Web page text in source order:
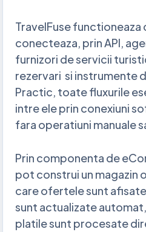
TravelFuse functioneaza
conecteaza, prin API,
furnizori de servicii
rezervari si instrumente
Practic, toate fluxurile
intre ele prin conexiuni
fara operatiuni manuale
Prin componenta de
pot construi un magazin
care ofertele sunt
sunt actualizate
platile sunt procesate